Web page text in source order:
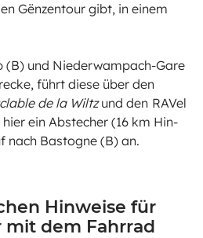
Gënzentour gibt, in einem
(B) und Niederwampach-Gare
führt diese über den
de la Wiltzund den RAVel
ein Abstecher (16 km Hin-
nach Bastogne (B) an.
Hinweise für
dem Fahrrad